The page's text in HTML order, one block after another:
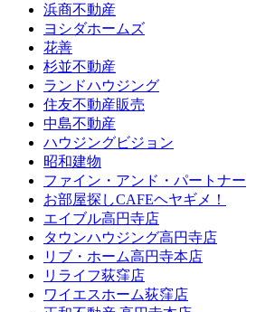
浜商不動産
ヨシダホームズ
花善
杉並不動産
ランドハウジング
住友不動産販売
中島不動産
ハウジングビジョン
昭和建物
ファイン・アンド・パートナー
お部屋探しCAFEヘヤギメ！
エイブル高円寺店
タウンハウジング高円寺店
リブ・ホーム高円寺本店
リライフ荻窪店
ワイエスホーム荻窪店